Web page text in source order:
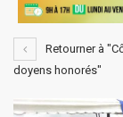
Retourner à
doyens honorés"